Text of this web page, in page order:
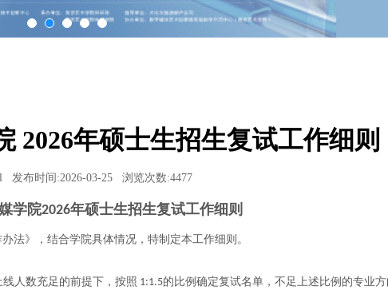
2026年硕士生招生复试工作细则
发布时间:2026-03-25 浏览次数:4477
学院2026年硕士生招生复试工作细则
法》，结合学院具体情况，特制定本工作细则。
人数充足的前提下，按照 1:1.5的比例确定复试名单，不足上述比例的专业